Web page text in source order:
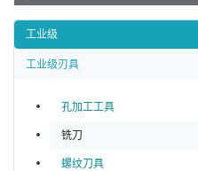
工业级
工业级刃具
孔加工工具
铣刀
螺纹刀具